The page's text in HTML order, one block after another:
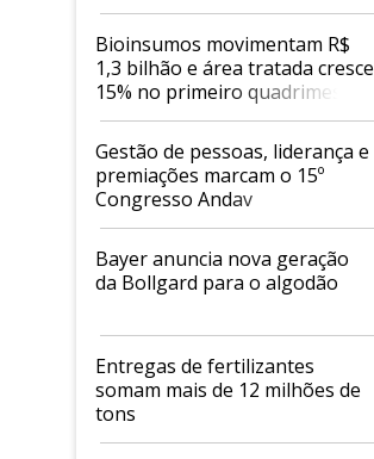
Bioinsumos movimentam R$
1,3 bilhão e área tratada cresce
15% no primeiro quadrimestre
de 2026
Gestão de pessoas, liderança e
premiações marcam o 15º
Congresso Andav
Bayer anuncia nova geração
da Bollgard para o algodão
Entregas de fertilizantes
somam mais de 12 milhões de
tons